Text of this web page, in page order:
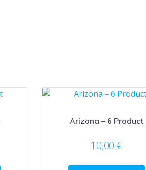
Arizona – 6 Product
10,00 €